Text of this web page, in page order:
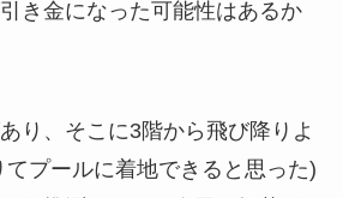
き金になった可能性はあるか
り、そこに3階から飛び降りよ
てプールに着地できると思った)